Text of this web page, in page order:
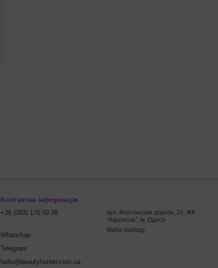
Контактна інформація
+38 (093) 170 09 88
WhatsApp
Telegram
hello@beautyhunter.com.ua
вул. Фонтанська дорога, 25, ЖК
"Акрополь", м. Одеса
Мапа проїзду